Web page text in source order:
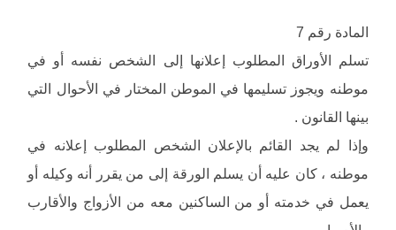
المادة رقم 7
تسلم الأوراق المطلوب إعلانها إلى الشخص نفسه أو في
موطنه ويجوز تسليمها في الموطن المختار في الأحوال التي
بينها القانون .
وإذا لم يجد القائم بالإعلان الشخص المطلوب إعلانه في
موطنه ، كان عليه أن يسلم الورقة إلى من يقرر أنه وكيله أو
يعمل في خدمته أو من الساكنين معه من الأزواج والأقارب